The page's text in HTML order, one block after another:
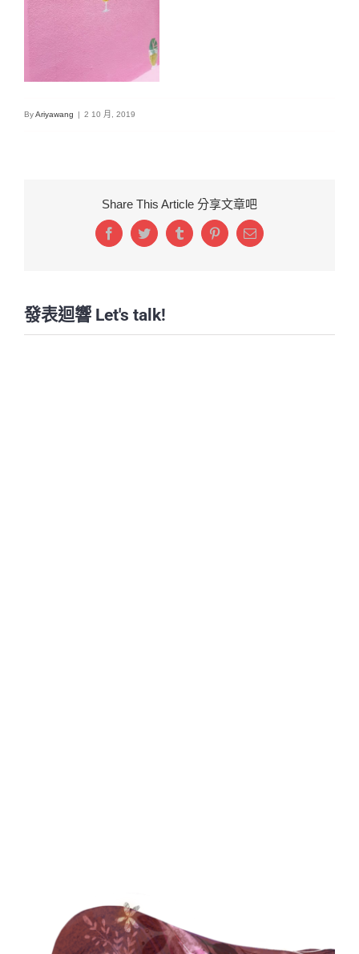
ByAriyawang 2 10 月, 2019
Share This Article 分享文章吧
FacebookTwitterTumblrPinterestEmail:
發表迴響 Let's talk!